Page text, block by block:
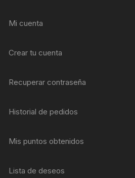
Mi cuenta
Crear tu cuenta
Recuperar contraseña
Historial de pedidos
Mis puntos obtenidos
Lista de deseos